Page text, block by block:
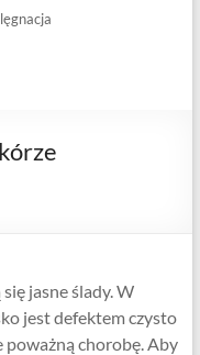
jasne ślady. W
jest defektem czysto
poważną chorobę. Aby